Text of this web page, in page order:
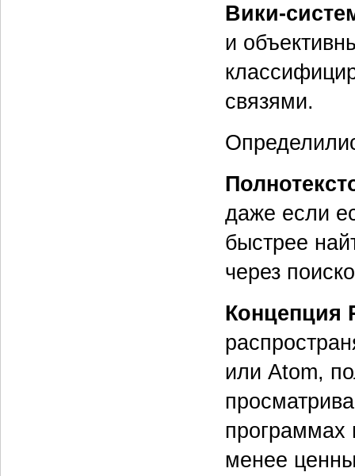
и
связями.
даже если
быстрее
через
Концепция
или Atom,
программах
менее